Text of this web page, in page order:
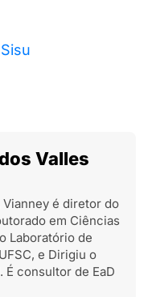
Valles
é diretor do
em Ciências
Laboratório de
e Dirigiu o
É consultor de EaD